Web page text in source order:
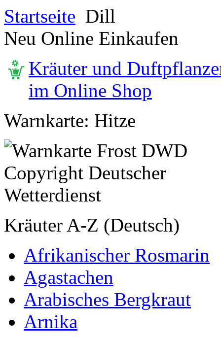
Startseite Dill
Neu Online Einkaufen
Kräuter und
im Online Shop
Warnkarte: Hitze
Kräuter A-Z (Deutsch)
Afrikanischer Rosmarin
Agastachen
Arabisches Bergkraut
Arnika